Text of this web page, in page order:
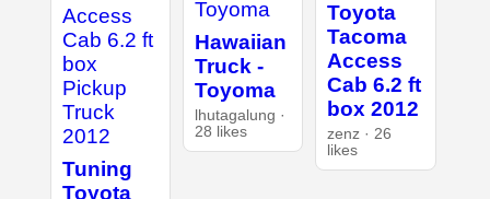
Tuning
Toyota
Hawaiian
Truck -
Toyoma
lhutagalung ·
28 likes
Toyota
Tacoma
Access
Cab 6.2 ft
box 2012
zenz · 26
likes